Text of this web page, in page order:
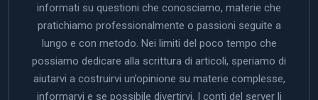
informati su questioni che conosciamo, materie che
pratichiamo professionalmente o passioni seguite a
lungo e con metodo. Nei limiti del poco tempo che
possiamo dedicare alla scrittura di articoli, speriamo di
aiutarvi a costruirvi un’opinione su materie complesse,
informarvi e se possibile divertirvi. I conti del server li